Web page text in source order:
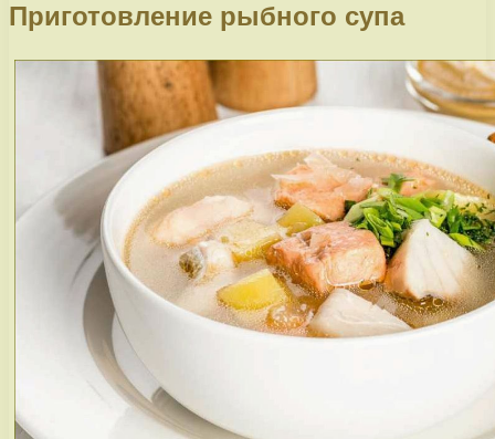
Приготовление рыбного супа